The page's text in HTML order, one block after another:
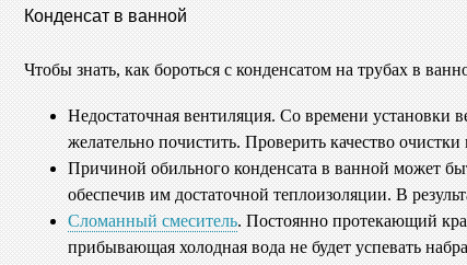
Конденсат в ванной
Чтобы знать, как бороться с конденсатом на трубах в
Недостаточная вентиляция. Со времени установки
желательно почистить. Проверить качество
Причиной обильного конденсата в ванной может
обеспечив им достаточной теплоизоляции. В
Сломанный смеситель. Постоянно протекающий
прибывающая холодная вода не будет успевать